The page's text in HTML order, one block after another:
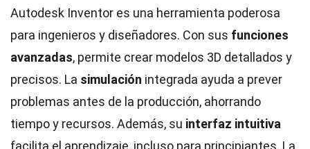
Autodesk Inventor es una herramienta poderosa
para ingenieros y diseñadores. Con sus funciones
avanzadas, permite crear modelos 3D detallados y
precisos. La simulación integrada ayuda a prever
problemas antes de la producción, ahorrando
tiempo y recursos. Además, su interfaz intuitiva
facilita el aprendizaje, incluso para principiantes. La